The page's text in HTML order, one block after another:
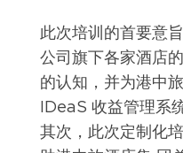
此次培训的首要意
公司旗下各家酒店
的认知，并为港中
IDeaS 收益管理系
其次，此次定制化